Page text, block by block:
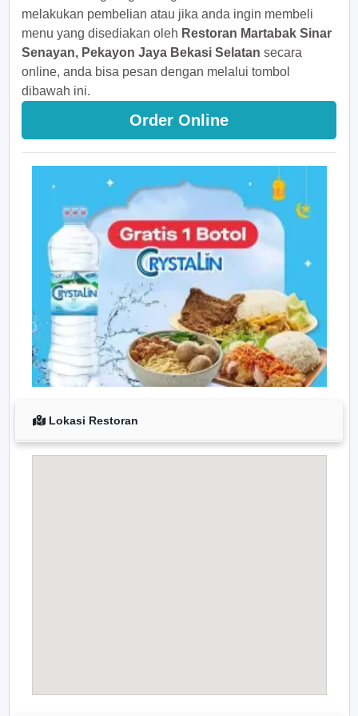
melakukan pembelian atau jika anda ingin membeli
menu yang disediakan oleh Restoran Martabak Sinar
Senayan, Pekayon Jaya Bekasi Selatan secara
online, anda bisa pesan dengan melalui tombol
dibawah ini.
Order Online
Lokasi Restoran